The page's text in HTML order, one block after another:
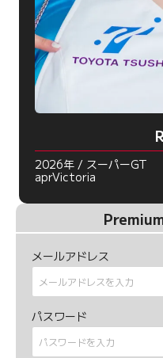
2026年 / スーパーGT
aprVictoria
メールアドレス
パスワード